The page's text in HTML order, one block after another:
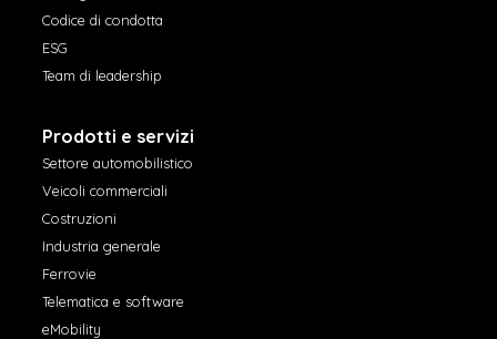
Codice di condotta
ESG
Team di leadership
Prodotti e servizi
Settore automobilistico
Veicoli commerciali
Costruzioni
Industria generale
Ferrovie
Telematica e software
eMobility